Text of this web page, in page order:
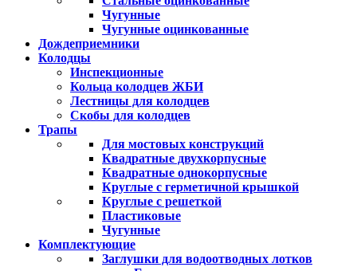
Чугунные
Чугунные оцинкованные
Дождеприемники
Колодцы
Инспекционные
Кольца колодцев ЖБИ
Лестницы для колодцев
Скобы для колодцев
Трапы
Для мостовых конструкций
Квадратные двухкорпусные
Квадратные однокорпусные
Круглые с герметичной крышкой
Круглые с решеткой
Пластиковые
Чугунные
Комплектующие
Заглушки для водоотводных лотков